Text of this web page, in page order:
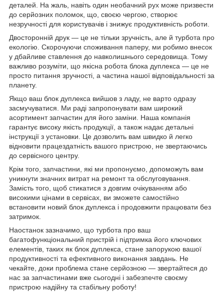
деталей. На жаль, навіть один необачний рух може призвести
до серйозних поломок, що, своєю чергою, створює
незручності для користувачів і знижує продуктивність роботи.
Двосторонній друк — це не тільки зручність, але й турбота про
екологію. Скорочуючи споживання паперу, ми робимо внесок
у дбайливе ставлення до навколишнього середовища. Тому
важливо розуміти, що якісна робота блока дуплекса — це не
просто питання зручності, а частина нашої відповідальності за
планету.
Якщо ваш блок дуплекса вийшов з ладу, не варто одразу
засмучуватися. Ми раді запропонувати вам широкий
асортимент запчастин для його заміни. Наша компанія
гарантує високу якість продукції, а також надає детальні
інструкції з установки. Це дозволить вам швидко й легко
відновити працездатність вашого пристрою, не звертаючись
до сервісного центру.
Крім того, запчастини, які ми пропонуємо, допоможуть вам
уникнути значних витрат на ремонт та обслуговування.
Замість того, щоб стикатися з довгим очікуванням або
високими цінами в сервісах, ви зможете самостійно
встановити новий блок дуплекса і продовжити працювати без
затримок.
Наостанок зазначимо, що турбота про ваш
багатофункціональний пристрій і підтримка його ключових
елементів, таких як блок дуплекса, стане запорукою вашої
продуктивності та ефективного виконання завдань. Не
чекайте, доки проблема стане серйозною — звертайтеся до
нас за запчастинами вже сьогодні і забезпечте своєму
пристрою надійну та стабільну роботу!